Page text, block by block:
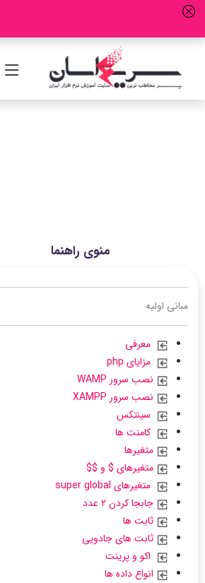
منوی راهنما
مبانی اولیه
معرفی
مزایای php
نصب سرور WAMP
نصب سرور XAMPP
سینتکس
کامنت ها
متغیرها
متغیرهای $ و $$
متغیرهای super global
جابجا کردن ۲ عدد
ثابت ها
ثابت های جادویی
اکو و پرینت
انواع داده ها